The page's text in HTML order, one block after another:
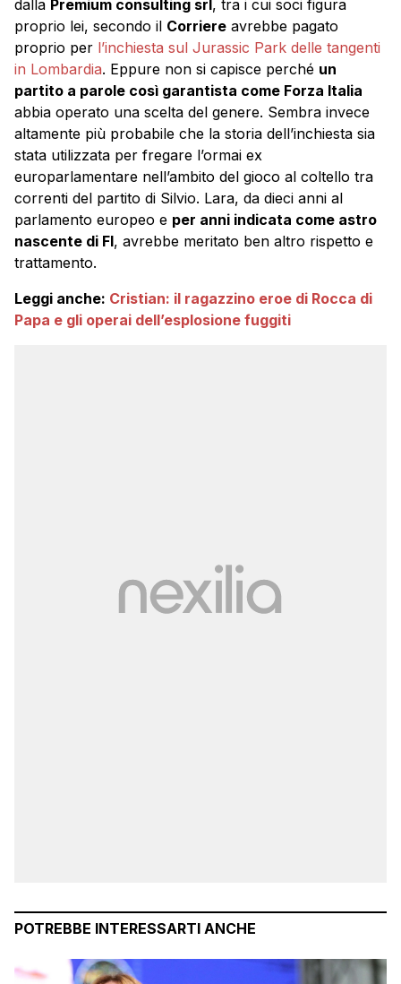
dalla Premium consulting srl, tra i cui soci figura
proprio lei, secondo il Corriere avrebbe pagato
proprio per l’inchiesta sul Jurassic Park delle tangenti
in Lombardia. Eppure non si capisce perché un
partito a parole così garantista come Forza Italia
abbia operato una scelta del genere. Sembra invece
altamente più probabile che la storia dell’inchiesta sia
stata utilizzata per fregare l’ormai ex
europarlamentare nell’ambito del gioco al coltello tra
correnti del partito di Silvio. Lara, da dieci anni al
parlamento europeo e per anni indicata come astro
nascente di FI, avrebbe meritato ben altro rispetto e
trattamento.
Leggi anche: Cristian: il ragazzino eroe di Rocca di
Papa e gli operai dell’esplosione fuggiti
POTREBBE INTERESSARTI ANCHE